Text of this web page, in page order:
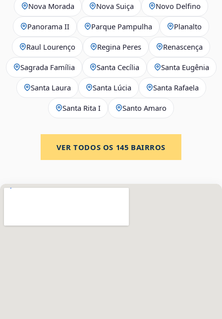
Nova Morada Nova Suiça Novo Delfino
Panorama II Parque Pampulha Planalto
Raul Lourenço Regina Peres Renascença
Sagrada Família Santa Cecília Santa Eugênia
Santa Laura Santa Lúcia Santa Rafaela
Santa Rita I Santo Amaro
VER TODOS OS 145 BAIRROS